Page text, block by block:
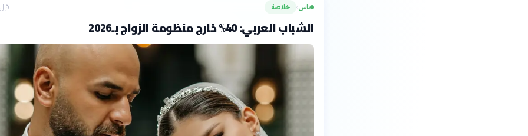
ناس› خلاصة قبل 5
الشباب العربي: 40% خارج منظومة الزواج بـ2026